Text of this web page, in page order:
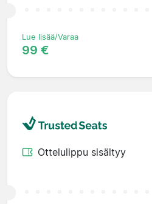
Lue lisää/Varaa
99 €
Ottelulippu sisältyy